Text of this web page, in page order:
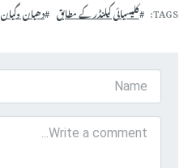
TAGS کلیسیائی کیلنڈر کے مطابق دھیان وگیان